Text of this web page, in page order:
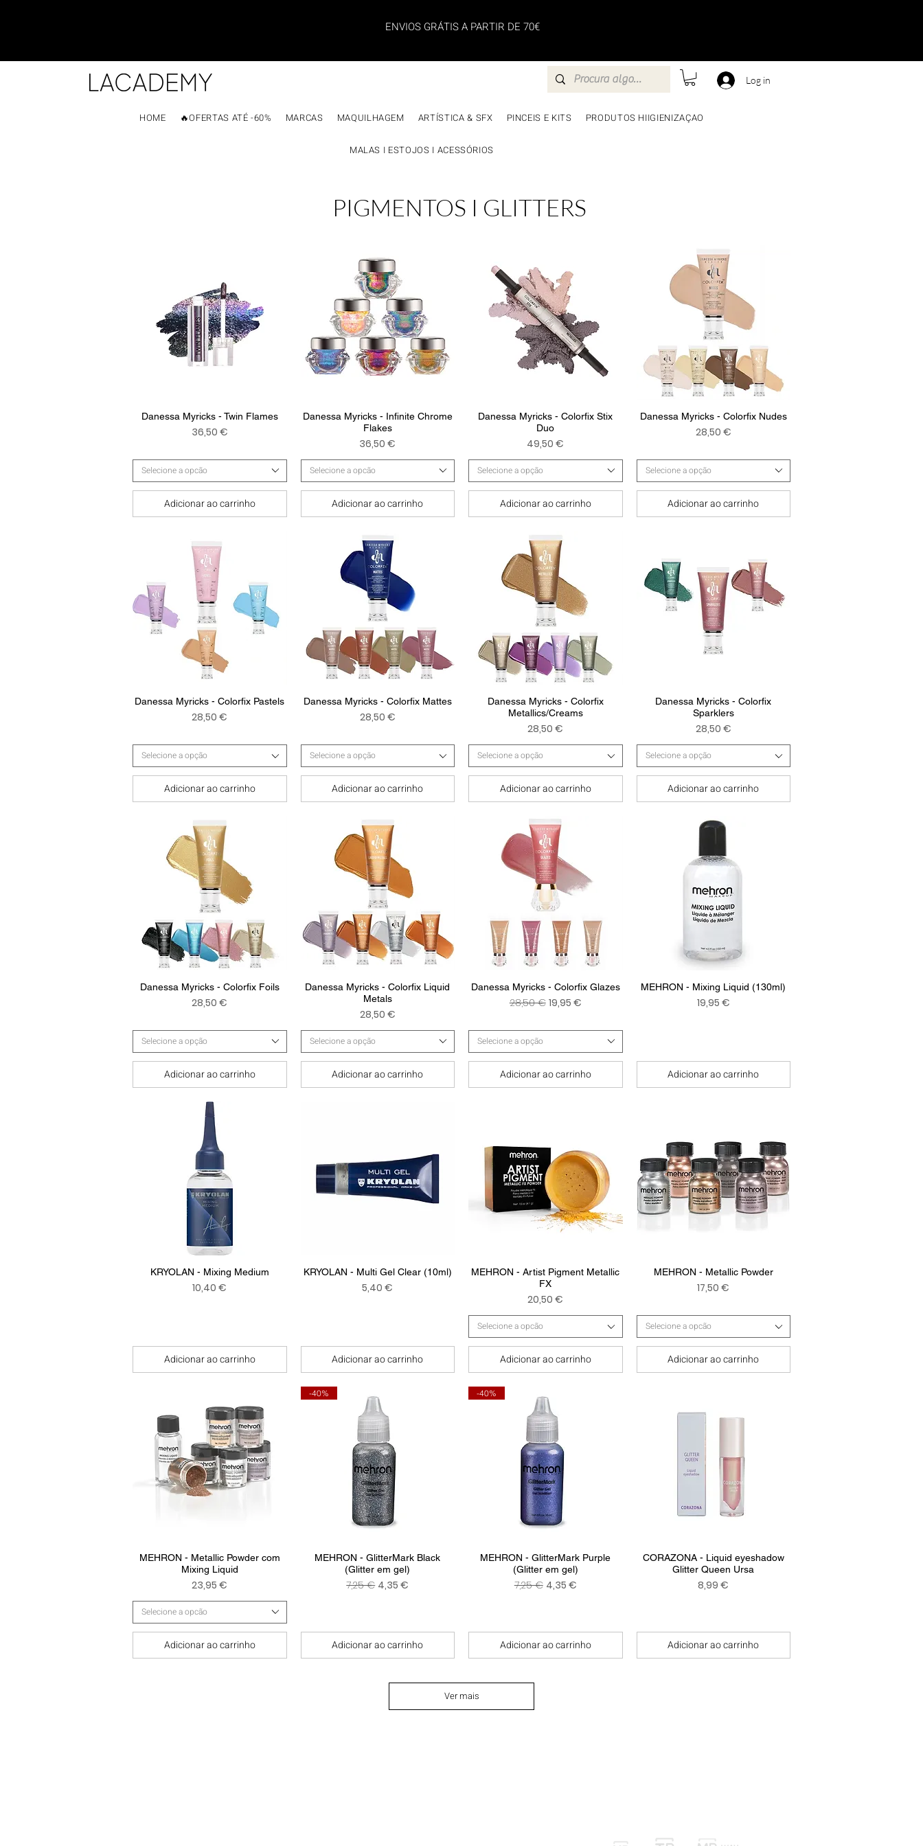
ENVIOS GRÁTIS A PARTIR DE 70€
Log in
HOME 🔥OFERTAS ATÉ -60% MARCAS MAQUILHAGEM ARTÍSTICA & SFX PINCEIS E KITS PRODUTOS HIIGIENIZAÇAO
MALAS I ESTOJOS I ACESSÓRIOS
PIGMENTOS I GLITTERS
Visualização rápida
Danessa Myricks - Twin Flames
Preço
36,50 €
Selecione a opcão
Adicionar ao carrinho
Visualização rápida
Danessa Myricks - Infinite Chrome
Flakes
Preço
36,50 €
Selecione a opcão
Adicionar ao carrinho
Visualização rápida
Danessa Myricks - Colorfix Stix
Duo
Preço
49,50 €
Selecione a opção
Adicionar ao carrinho
Visualização rápida
Danessa Myricks - Colorfix Nudes
Preço
28,50 €
Selecione a opção
Adicionar ao carrinho
Visualização rápida
Danessa Myricks - Colorfix Pastels
Preço
28,50 €
Selecione a opção
Adicionar ao carrinho
Visualização rápida
Danessa Myricks - Colorfix Mattes
Preço
28,50 €
Selecione a opção
Adicionar ao carrinho
Visualização rápida
Danessa Myricks - Colorfix
Metallics/Creams
Preço
28,50 €
Selecione a opção
Adicionar ao carrinho
Visualização rápida
Danessa Myricks - Colorfix
Sparklers
Preço
28,50 €
Selecione a opção
Adicionar ao carrinho
Visualização rápida
Danessa Myricks - Colorfix Foils
Preço
28,50 €
Selecione a opção
Adicionar ao carrinho
Visualização rápida
Danessa Myricks - Colorfix Liquid
Metals
Preço
28,50 €
Selecione a opção
Adicionar ao carrinho
Visualização rápida
Danessa Myricks - Colorfix Glazes
Preço normal
28,50 € Preço promocional
19,95 €
Selecione a opção
Adicionar ao carrinho
Visualização rápida
MEHRON - Mixing Liquid (130ml)
Preço
19,95 €
Adicionar ao carrinho
Visualização rápida
KRYOLAN - Mixing Medium
Preço
10,40 €
Adicionar ao carrinho
Visualização rápida
KRYOLAN - Multi Gel Clear (10ml)
Preço
5,40 €
Adicionar ao carrinho
Visualização rápida
MEHRON - Artist Pigment Metallic
FX
Preço
20,50 €
Selecione a opcão
Adicionar ao carrinho
Visualização rápida
MEHRON - Metallic Powder
Preço
17,50 €
Selecione a opcão
Adicionar ao carrinho
Visualização rápida
MEHRON - Metallic Powder com
Mixing Liquid
Preço
23,95 €
Selecione a opcão
Adicionar ao carrinho
Visualização rápida
-40%
MEHRON - GlitterMark Black
(Glitter em gel)
Preço normal
7,25 € Preço promocional
4,35 €
Adicionar ao carrinho
Visualização rápida
-40%
MEHRON - GlitterMark Purple
(Glitter em gel)
Preço normal
7,25 € Preço promocional
4,35 €
Adicionar ao carrinho
Visualização rápida
CORAZONA - Liquid eyeshadow
Glitter Queen Ursa
Preço
8,99 €
Adicionar ao carrinho
Ver mais